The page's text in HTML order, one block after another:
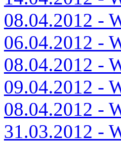
08.04.2012 -
06.04.2012 -
08.04.2012 -
09.04.2012 -
08.04.2012 -
31.03.2012 -